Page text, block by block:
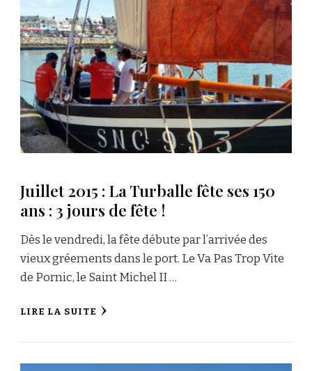
Juillet 2015 : La Turballe fête ses 150
ans : 3 jours de fête !
Dès le vendredi, la fête débute par l’arrivée des
vieux gréements dans le port. Le Va Pas Trop Vite
de Pornic, le Saint Michel II …
LIRE LA SUITE